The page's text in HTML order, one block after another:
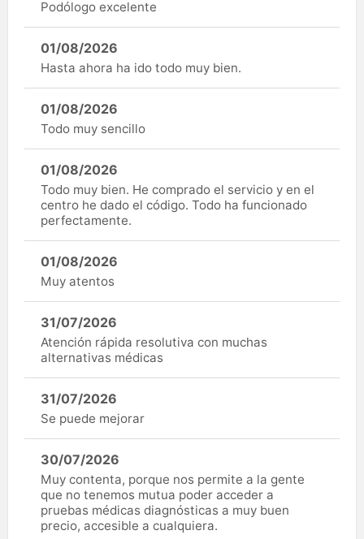
Podólogo excelente
01/08/2026
Hasta ahora ha ido todo muy bien.
01/08/2026
Todo muy sencillo
01/08/2026
Todo muy bien. He comprado el servicio y en el
centro he dado el código. Todo ha funcionado
perfectamente.
01/08/2026
Muy atentos
31/07/2026
Atención rápida resolutiva con muchas
alternativas médicas
31/07/2026
Se puede mejorar
30/07/2026
Muy contenta, porque nos permite a la gente
que no tenemos mutua poder acceder a
pruebas médicas diagnósticas a muy buen
precio, accesible a cualquiera.